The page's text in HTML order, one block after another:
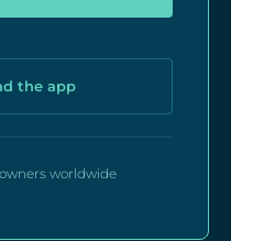
the app
worldwide